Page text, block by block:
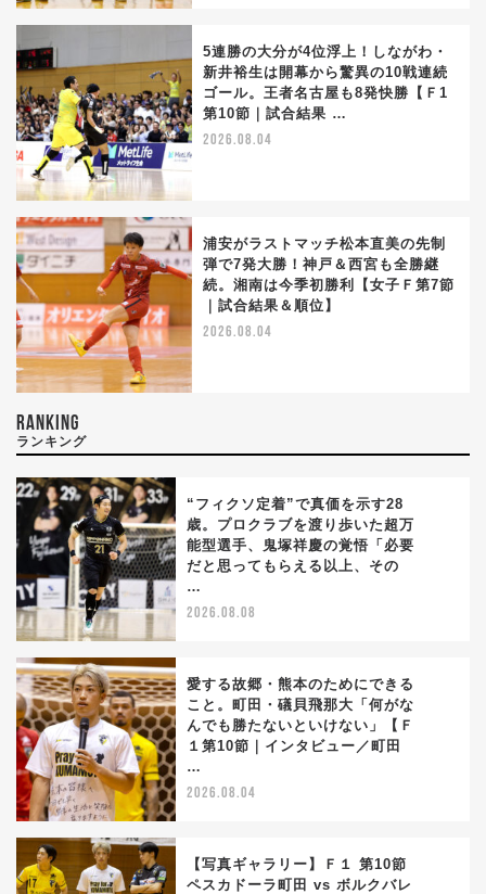
5連勝の大分が4位浮上！しながわ・
新井裕生は開幕から驚異の10戦連続
ゴール。王者名古屋も8発快勝【Ｆ1
第10節｜試合結果 …
2026.08.04
浦安がラストマッチ松本直美の先制
弾で7発大勝！神戸＆西宮も全勝継
続。湘南は今季初勝利【女子Ｆ第7節
｜試合結果＆順位】
2026.08.04
RANKING
ランキング
“フィクソ定着”で真価を示す28
歳。プロクラブを渡り歩いた超万
能型選手、鬼塚祥慶の覚悟「必要
だと思ってもらえる以上、その
…
2026.08.08
愛する故郷・熊本のためにできる
こと。町田・礒貝飛那大「何がな
んでも勝たないといけない」【Ｆ
１第10節｜インタビュー／町田
…
2026.08.04
【写真ギャラリー】Ｆ１ 第10節
ペスカドーラ町田 vs ボルクバレ